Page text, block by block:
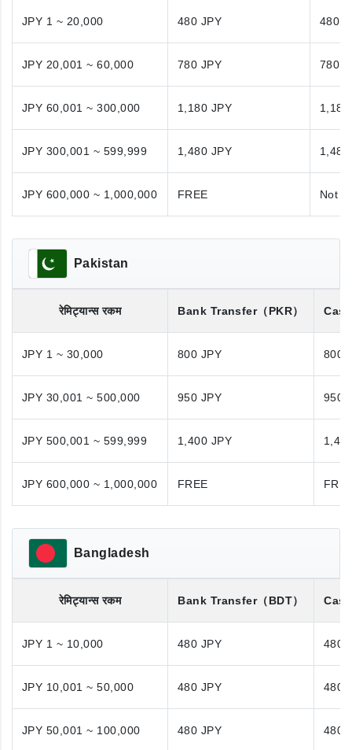
JPY 1 ~ 20,000 480 JPY 480
JPY 20,001 ~ 60,000 780 JPY 780
JPY 60,001 ~ 300,000 1,180 JPY
JPY 300,001 ~ 599,999 1,480 JPY
JPY 600,000 ~ 1,000,000 FREE Not
Pakistan
रेमिट्यान्स रकम Bank Transfer（PKR）
JPY 1 ~ 30,000 800 JPY 800
JPY 30,001 ~ 500,000 950 JPY 950
JPY 500,001 ~ 599,999 1,400 JPY
JPY 600,000 ~ 1,000,000 FREE
Bangladesh
रेमिट्यान्स रकम Bank Transfer（BDT）
JPY 1 ~ 10,000 480 JPY 480
JPY 10,001 ~ 50,000 480 JPY 480
JPY 50,001 ~ 100,000 480 JPY 480